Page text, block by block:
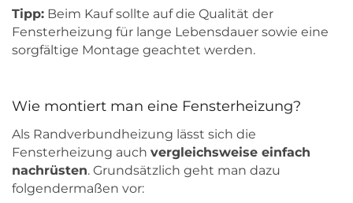
Tipp: Beim Kauf sollte auf die Qualität der
Fensterheizung für lange Lebensdauer sowie eine
sorgfältige Montage geachtet werden.
Wie montiert man eine Fensterheizung?
Als Randverbundheizung lässt sich die
Fensterheizung auch vergleichsweise einfach
nachrüsten. Grundsätzlich geht man dazu
folgendermaßen vor: